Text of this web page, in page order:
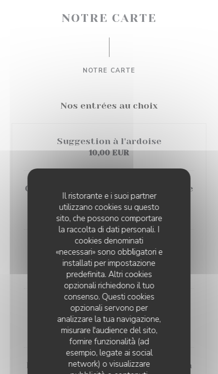
Il ristorante e i suoi partner
utilizzano cookies su questo
sito, che possono comportare
la raccolta di dati personali. I
cookies denominati
«necessari» sono obbligatori e
installati per impostazione
predefinita. Altri cookies
opzionali richiedono il tuo
consenso. Questi cookies
opzionali servono per
analizzare la tua navigazione,
misurare l'audience del sito,
fornire funzionalità (ad
esempio, legate ai social
network) o visualizzare
NOTRE CARTE
NOTRE CARTE
Nos entrées au choix
Suggestion à l'ardoise
10,00 EUR
Chaud/Froid de Foie Gras, Betterave
& Cerise
14,00 EUR
Terrine de Foie Gras maison,
chutney de saison, pain fruit
16,00 EUR
Saumon fumé maison à la ficelle et
au bois de hêtre
16,00 EUR
Filet de Bar à la Rhubarbe, Combava